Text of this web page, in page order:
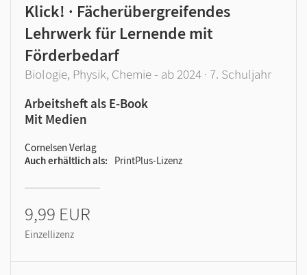
Klick! · Fächerübergreifendes
Lehrwerk für Lernende mit
Förderbedarf
Biologie, Physik, Chemie - ab 2024 · 7. Schuljahr
Arbeitsheft als E-Book
Mit Medien
Cornelsen Verlag
Auch erhältlich als
PrintPlus-Lizenz
9,99 EUR
Einzellizenz